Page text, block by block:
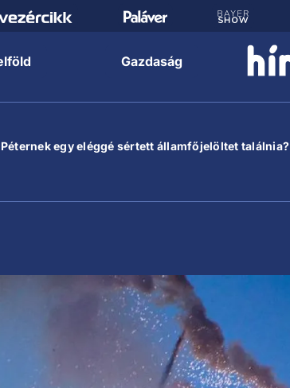
Gazdaság
egy eléggé sértett államfőjelöltet találnia?